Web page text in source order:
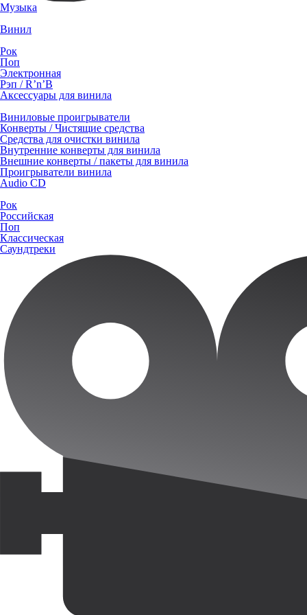
Музыка
Винил
Рок
Поп
Электронная
Рэп / R’n’B
Аксессуары для винила
Виниловые проигрыватели
Конверты / Чистящие средства
Средства для очистки винила
Внутренние конверты для винила
Внешние конверты / пакеты для винила
Проигрыватели винила
Audio CD
Рок
Российская
Поп
Классическая
Саундтреки